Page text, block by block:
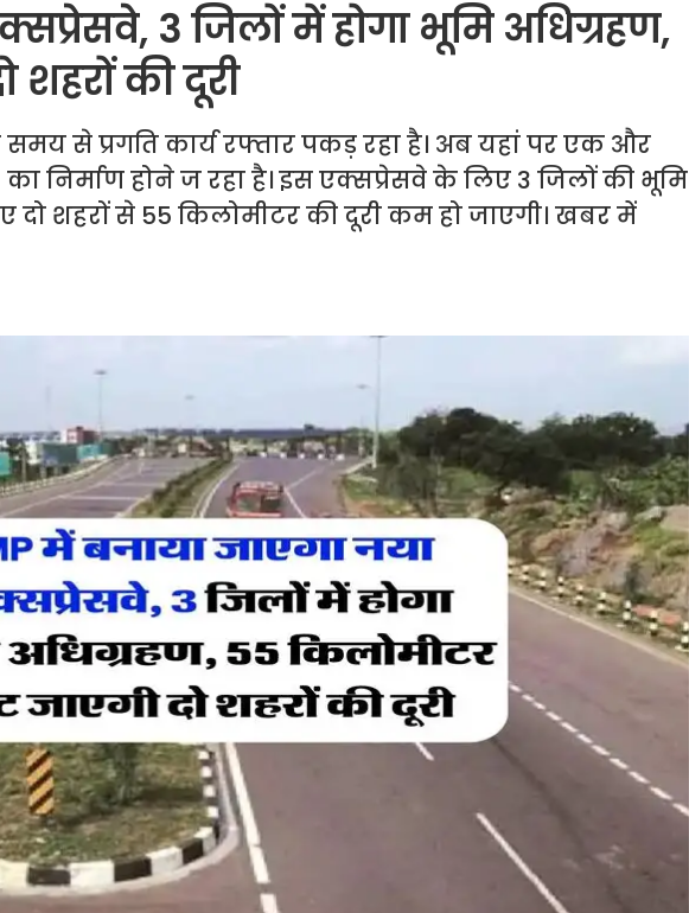
3 जिलों में होगा भूमि अधिग्रहण,
शहरों की दूरी
से प्रगति कार्य रफ्तार पकड़ रहा है। अब यहां पर एक और
निर्माण होने ज रहा है। इस एक्सप्रेसवे के लिए 3 जिलों की भूमि
दो शहरों से 55 किलोमीटर की दूरी कम हो जाएगी। खबर में